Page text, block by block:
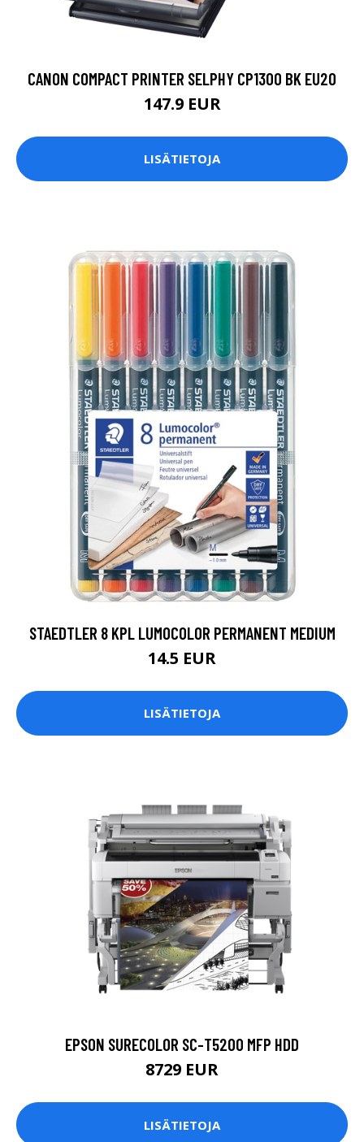
CANON COMPACT PRINTER SELPHY CP1300 BK EU20
147.9 EUR
LISÄTIETOJA
STAEDTLER 8 KPL LUMOCOLOR PERMANENT MEDIUM
14.5 EUR
LISÄTIETOJA
EPSON SURECOLOR SC-T5200 MFP HDD
8729 EUR
LISÄTIETOJA